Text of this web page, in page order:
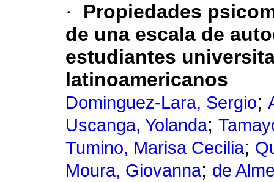
·
Propiedades
de una escala de
estudiantes
latinoamericanos
Dominguez-Lara, Sergio;
Uscanga, Yolanda;
Tumino, Marisa Cecilia;
Moura, Giovanna; de